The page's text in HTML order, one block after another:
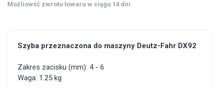
Możliowść zwrotu towaru w ciągu 14 dni.
Szyba przeznaczona do maszyny Deutz-Fahr DX92
Zakres zacisku (mm): 4 - 6
Waga: 1.25 kg